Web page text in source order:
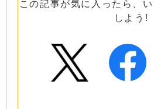
この記事が気に入ったら、
しよう!